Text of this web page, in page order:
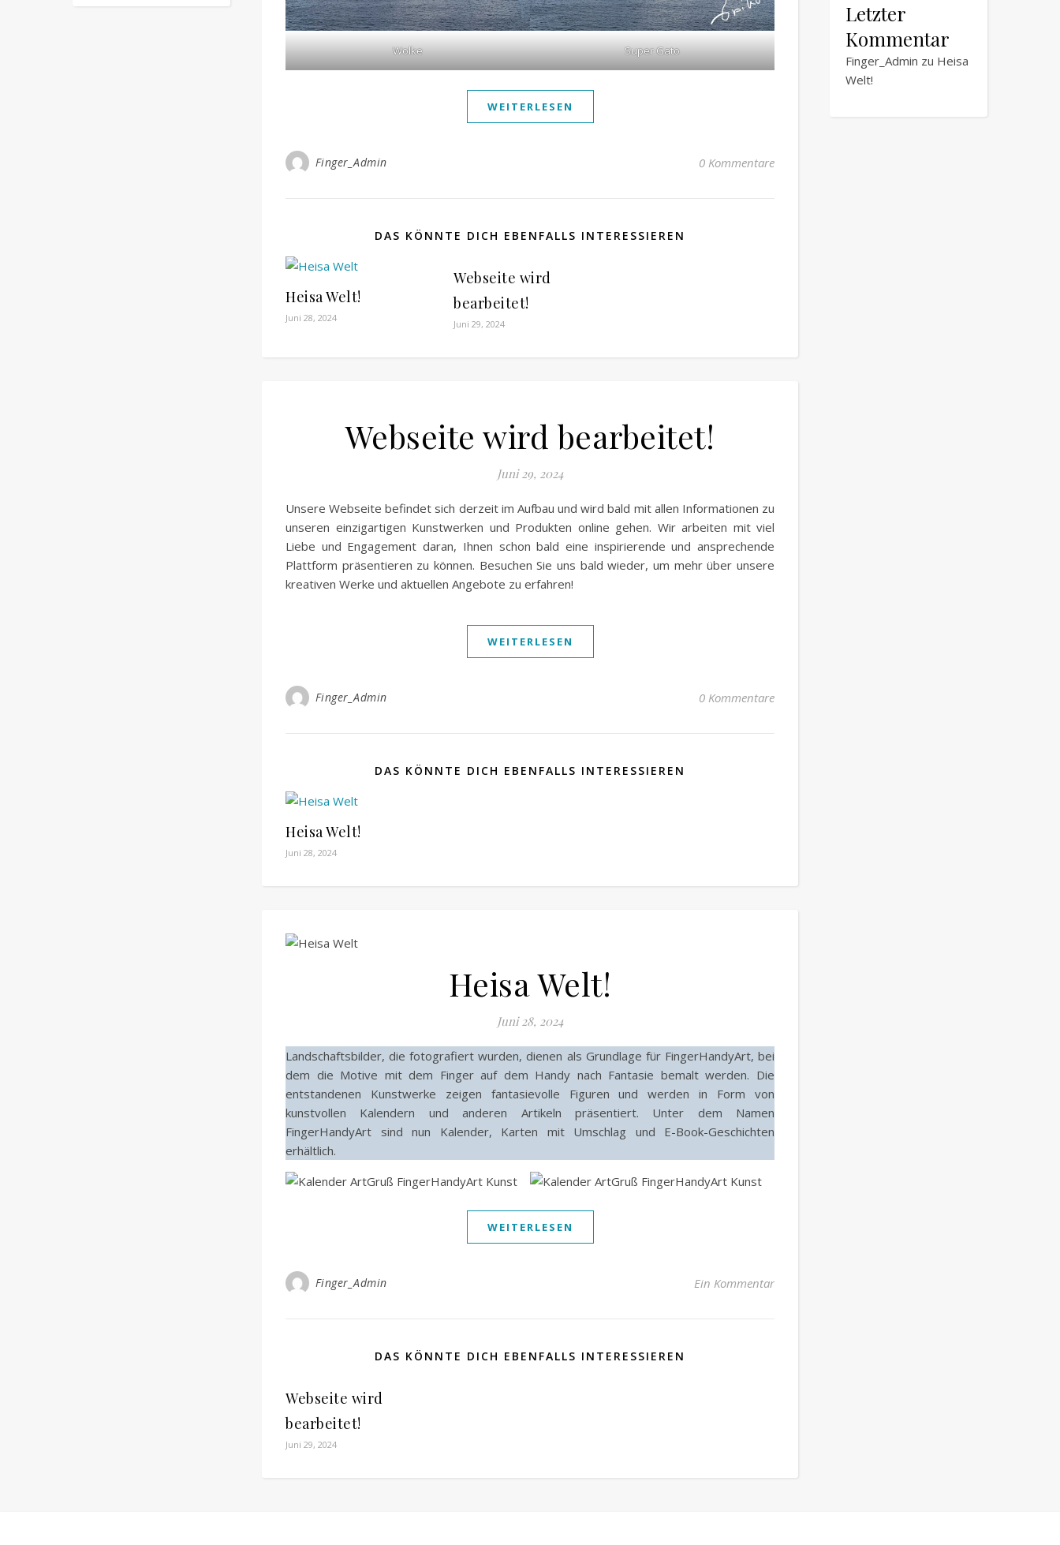
Wolke Super Gato
WEITERLESEN
Finger_Admin 0 Kommentare
DAS KÖNNTE DICH EBENFALLS INTERESSIEREN
Heisa Welt!
Juni 28, 2024
Webseite wird
bearbeitet!
Juni 29, 2024
Webseite wird bearbeitet!
Juni 29, 2024
Unsere Webseite befindet sich derzeit im Aufbau und wird bald mit allen Informationen zu
unseren einzigartigen Kunstwerken und Produkten online gehen. Wir arbeiten mit viel
Liebe und Engagement daran, Ihnen schon bald eine inspirierende und ansprechende
Plattform präsentieren zu können. Besuchen Sie uns bald wieder, um mehr über unsere
kreativen Werke und aktuellen Angebote zu erfahren!
WEITERLESEN
Finger_Admin 0 Kommentare
DAS KÖNNTE DICH EBENFALLS INTERESSIEREN
Heisa Welt!
Juni 28, 2024
Heisa Welt!
Juni 28, 2024
Landschaftsbilder, die fotografiert wurden, dienen als Grundlage für FingerHandyArt, bei
dem die Motive mit dem Finger auf dem Handy nach Fantasie bemalt werden. Die
entstandenen Kunstwerke zeigen fantasievolle Figuren und werden in Form von
kunstvollen Kalendern und anderen Artikeln präsentiert. Unter dem Namen
FingerHandyArt sind nun Kalender, Karten mit Umschlag und E-Book-Geschichten
erhältlich.
WEITERLESEN
Finger_Admin Ein Kommentar
DAS KÖNNTE DICH EBENFALLS INTERESSIEREN
Webseite wird
bearbeitet!
Juni 29, 2024
Letzter
Kommentar
Finger_Admin zu Heisa
Welt!